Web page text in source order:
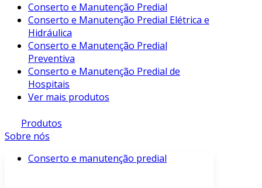
Conserto e Manutenção Predial
Conserto e Manutenção Predial Elétrica e
Hidráulica
Conserto e Manutenção Predial
Preventiva
Conserto e Manutenção Predial de
Hospitais
Ver mais produtos
Produtos
Sobre nós
Conserto e manutenção predial